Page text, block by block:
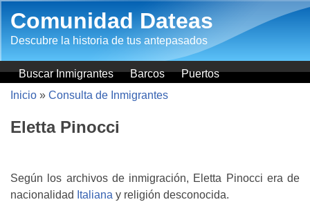
Comunidad Dateas
Descubre la historia de tus antepasados
Buscar Inmigrantes Barcos
Puertos
Inicio » Consulta de Inmigrantes
Eletta Pinocci
Según los archivos de inmigración, Eletta Pinocci era de
nacionalidad Italiana y religión desconocida.